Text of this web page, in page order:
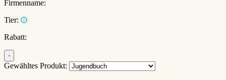
Firmenname:
Tier:
Rabatt:
-
Gewähltes Produkt: